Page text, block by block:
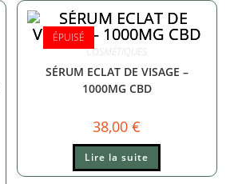
ÉPUISÉ
COSMÉTIQUES
SÉRUM ECLAT DE VISAGE –
1000MG CBD
38,00€
Lire la suite